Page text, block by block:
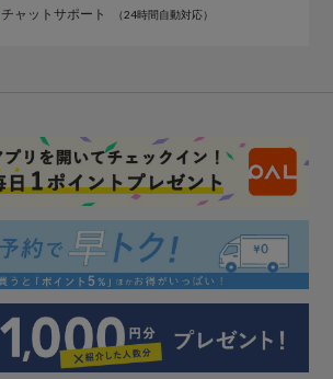
チャットサポート （24時間自動対応）